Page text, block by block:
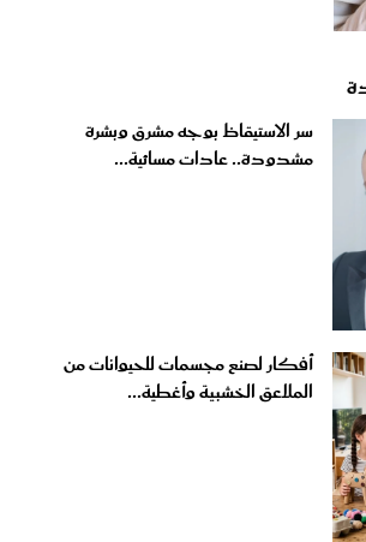
سر الاستيقاظ بوجه مشرق وبشرة
مشدودة.. عادات مسائية...
أفكار لصنع مجسمات للحيوانات من
الملاعق الخشبية وأغطية...